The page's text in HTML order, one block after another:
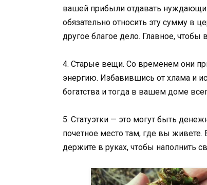
вашей прибыли отдавать
обязательно относить эту сумму в
другое благое дело. Главное, чтобы
4. Старые вещи. Со временем они
энергию. Избавившись от хлама и
богатства и тогда в вашем доме
5. Статуэтки — это могут быть
почетное место там, где вы
держите в руках, чтобы наполнить